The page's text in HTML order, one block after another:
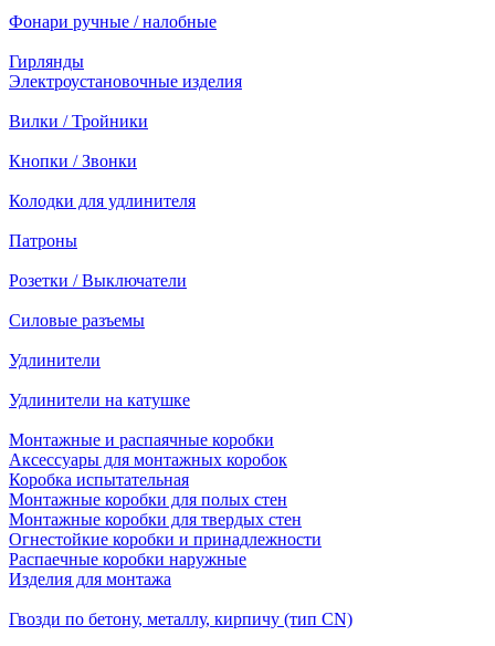
Фонари ручные / налобные
Гирлянды
Электроустановочные изделия
Вилки / Тройники
Кнопки / Звонки
Колодки для удлинителя
Патроны
Розетки / Выключатели
Силовые разъемы
Удлинители
Удлинители на катушке
Монтажные и распаячные коробки
Аксессуары для монтажных коробок
Коробка испытательная
Монтажные коробки для полых стен
Монтажные коробки для твердых стен
Огнестойкие коробки и принадлежности
Распаечные коробки наружные
Изделия для монтажа
Гвозди по бетону, металлу, кирпичу (тип CN)